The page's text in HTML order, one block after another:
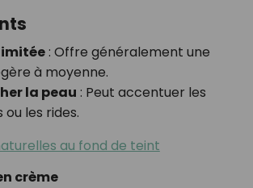
: Offre généralement une
à moyenne.
la peau : Peut accentuer les
ou les rides.
au fond de teint
crème